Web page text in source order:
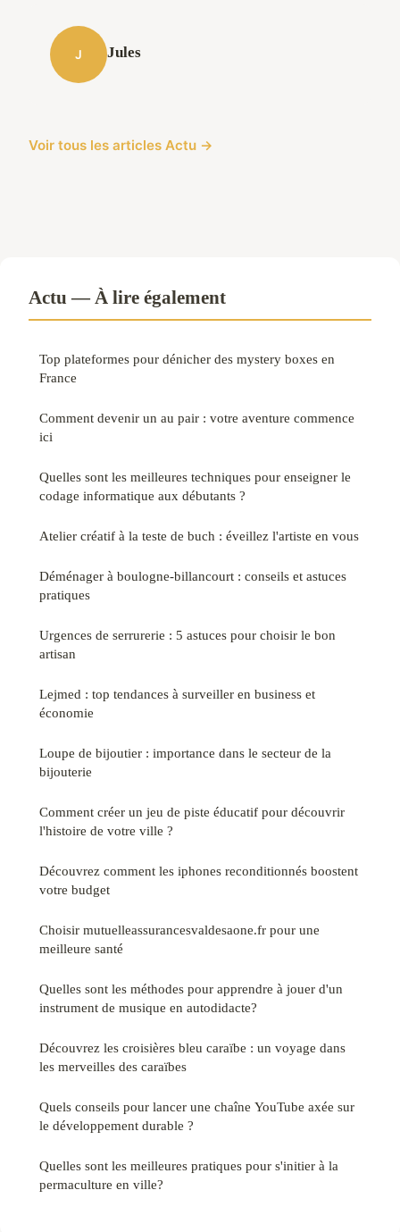
J Jules
Voir tous les articles Actu →
Actu — À lire également
Top plateformes pour dénicher des mystery boxes en
France
Comment devenir un au pair : votre aventure commence
ici
Quelles sont les meilleures techniques pour enseigner le
codage informatique aux débutants ?
Atelier créatif à la teste de buch : éveillez l'artiste en vous
Déménager à boulogne-billancourt : conseils et astuces
pratiques
Urgences de serrurerie : 5 astuces pour choisir le bon
artisan
Lejmed : top tendances à surveiller en business et
économie
Loupe de bijoutier : importance dans le secteur de la
bijouterie
Comment créer un jeu de piste éducatif pour découvrir
l'histoire de votre ville ?
Découvrez comment les iphones reconditionnés boostent
votre budget
Choisir mutuelleassurancesvaldesaone.fr pour une
meilleure santé
Quelles sont les méthodes pour apprendre à jouer d'un
instrument de musique en autodidacte?
Découvrez les croisières bleu caraïbe : un voyage dans
les merveilles des caraïbes
Quels conseils pour lancer une chaîne YouTube axée sur
le développement durable ?
Quelles sont les meilleures pratiques pour s'initier à la
permaculture en ville?